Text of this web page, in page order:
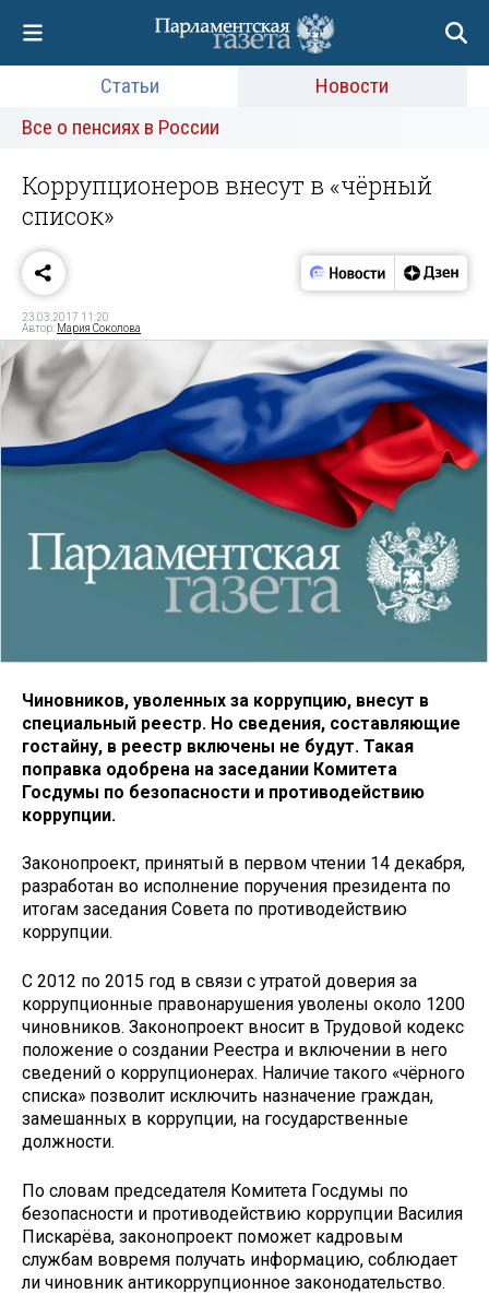
Статьи
Новости
Все о пенсиях в России
Коррупционеров внесут в «чёрный
список»
23.03.2017 11:20
Автор: Мария Соколова
Чиновников, уволенных за коррупцию, внесут в
специальный реестр. Но сведения, составляющие
гостайну, в реестр включены не будут. Такая
поправка одобрена на заседании Комитета
Госдумы по безопасности и противодействию
коррупции.
Законопроект, принятый в первом чтении 14 декабря,
разработан во исполнение поручения президента по
итогам заседания Совета по противодействию
коррупции.
С 2012 по 2015 год в связи с утратой доверия за
коррупционные правонарушения уволены около 1200
чиновников. Законопроект вносит в Трудовой кодекс
положение о создании Реестра и включении в него
сведений о коррупционерах. Наличие такого «чёрного
списка» позволит исключить назначение граждан,
замешанных в коррупции, на государственные
должности.
По словам председателя Комитета Госдумы по
безопасности и противодействию коррупции Василия
Пискарёва, законопроект поможет кадровым
службам вовремя получать информацию, соблюдает
ли чиновник антикоррупционное законодательство.